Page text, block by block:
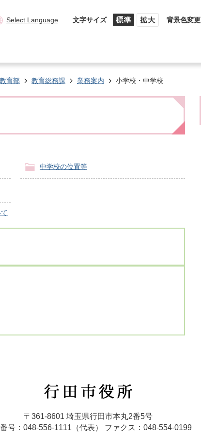
Select Language 文字サイズ 背景色変更
育部 教育総務課 業務案内 小学校・中学校
中学校の位置等
行
田
役
所
〒361-8601 埼玉県行田市本丸2番5号
号：048-556-1111（代表）
ファクス：048-554-0199